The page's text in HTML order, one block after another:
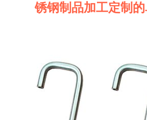
锈钢制品加工定制